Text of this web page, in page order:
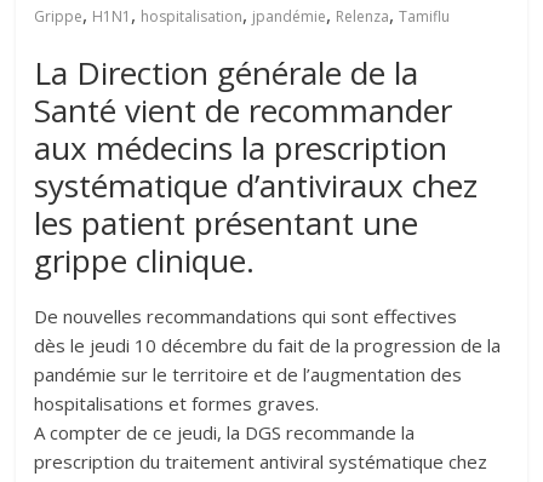
Grippe, H1N1 , hospitalisation, jpandémie, Relenza,Tamiflu
La Direction générale de la
Santé vient de recommander
aux médecins la prescription
systématique d’antiviraux chez
les patient présentant une
grippe clinique.
De nouvelles recommandations qui sont effectives
dès le jeudi 10 décembre du fait de la progression de la
pandémie sur le territoire et de l’augmentation des
hospitalisations et formes graves.
A compter de ce jeudi, la DGS recommande la
prescription du traitement antiviral systématique chez